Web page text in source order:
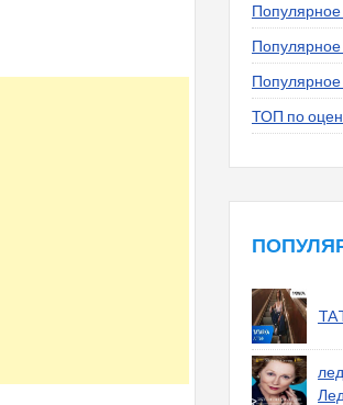
Популярное
Популярное
ТОП по